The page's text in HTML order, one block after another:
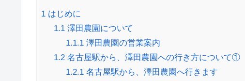
1 はじめに
1.1澤田農園について
1.1.1 澤田農園の営業案内
1.2名古屋駅から、澤田農園への行き方について
1.2.1 名古屋駅から、澤田農園へ行きます